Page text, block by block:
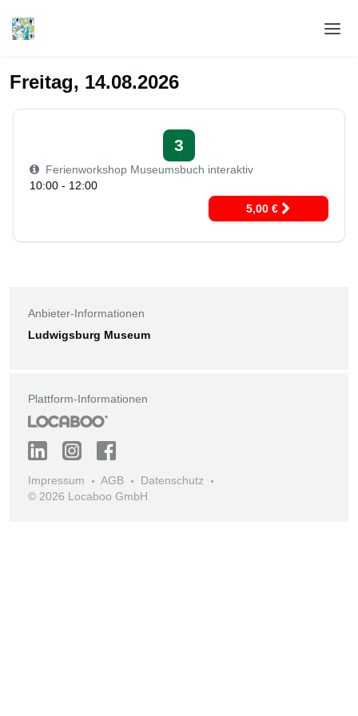
Hilfe & Info
Freitag, 14.08.2026
3
Ferienworkshop Museumsbuch interaktiv
10:00 - 12:00
5,00 €
Anbieter-Informationen
Ludwigsburg Museum
Plattform-Informationen
Impressum AGB
Datenschutz
© 2026 Locaboo GmbH